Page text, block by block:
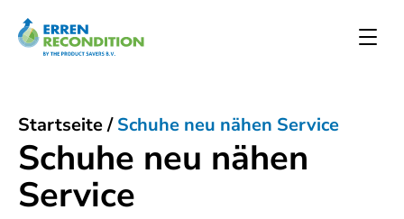
Schuhe neu nähen
Service
Startseite/Schuhe neu nähen Service